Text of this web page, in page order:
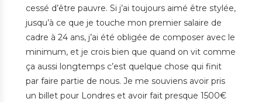
cessé d’être pauvre. Si j’ai toujours aimé être stylée,
jusqu’à ce que je touche mon premier salaire de
cadre à 24 ans, j’ai été obligée de composer avec le
minimum, et je crois bien que quand on vit comme
ça aussi longtemps c’est quelque chose qui finit
par faire partie de nous. Je me souviens avoir pris
un billet pour Londres et avoir fait presque 1500€